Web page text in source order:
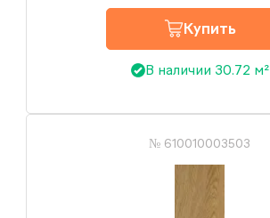
Купить
В наличии 30.72 м²
№ 610010003503